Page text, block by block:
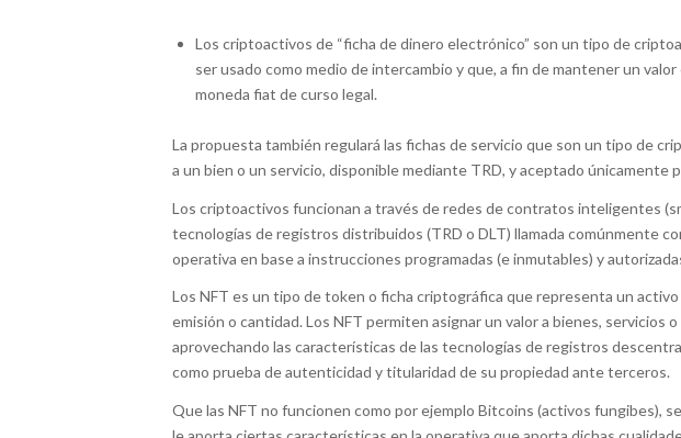
Los criptoactivos de “ficha de dinero electrónico” son un tipo de
ser usado como medio de intercambio y que, a fin de mantener un
moneda fiat de curso legal.
La propuesta también regulará las fichas de servicio que son un tipo de
a un bien o un servicio, disponible mediante TRD, y aceptado únicamente
Los criptoactivos funcionan a través de redes de contratos inteligentes
tecnologías de registros distribuidos (TRD o DLT) llamada comúnmente
operativa en base a instrucciones programadas (e inmutables) y
Los NFT es un tipo de token o ficha criptográfica que representa un
emisión o cantidad. Los NFT permiten asignar un valor a bienes, servicios
aprovechando las características de las tecnologías de registros
como prueba de autenticidad y titularidad de su propiedad ante terceros.
Que las NFT no funcionen como por ejemplo Bitcoins (activos fungibes),